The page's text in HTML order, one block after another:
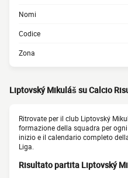
Nomi
Codice
Zona
Liptovský Mikuláš su Calcio
Ritrovate per il club Liptovský
formazione della squadra per
inizio e il calendario completo
Liga.
Risultato partita Liptovský